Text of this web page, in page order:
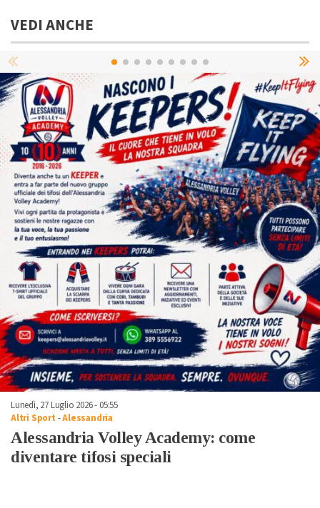
VEDI ANCHE
Lunedì, 27 Luglio 2026 - 05:55
Altri Sport -Alessandria
Alessandria Volley Academy: come
diventare tifosi speciali